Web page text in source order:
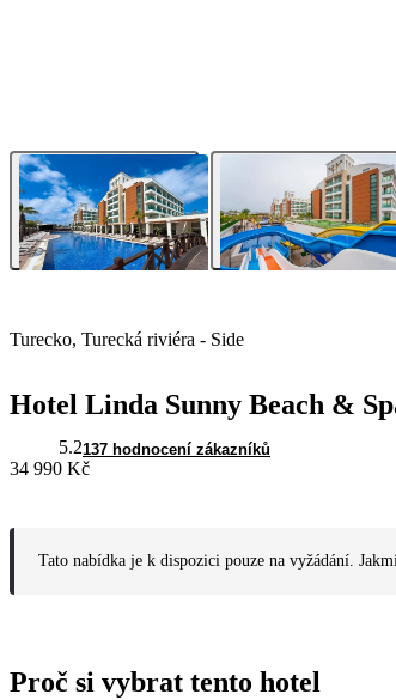
Turecko, Turecká riviéra - Side
Hotel Linda Sunny Beach &
5.2137 hodnocení zákazníků
34 990 Kč
Tato nabídka je k dispozici pouze na vyžádání.
Proč si vybrat tento hotel